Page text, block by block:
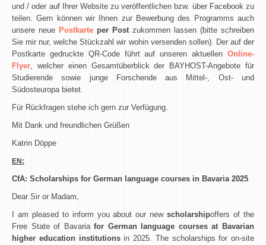
und / oder auf Ihrer Website zu veröffentlichen bzw. über Facebook zu
teilen. Gern können wir Ihnen zur Bewerbung des Programms auch
unsere neue Postkarte per Postzukommen lassen (bitte schreiben
Sie mir nur, welche Stückzahl wir wohin versenden sollen). Der auf der
Postkarte gedruckte QR-Code führt auf unseren aktuellen Online-
Flyer, welcher einen Gesamtüberblick der BAYHOST-Angebote für
Studierende sowie junge Forschende aus Mittel-, Ost- und
Südosteuropa bietet.
Für Rückfragen stehe ich gern zur Verfügung.
Mit Dank und freundlichen Grüßen
Katrin Döppe
EN:
CfA: Scholarships for German language courses in Bavaria 2025
Dear Sir or Madam,
I am pleased to inform you about our newscholarshipoffers of the
Free State of Bavariafor German language courses at Bavarian
higher education institutionsin 2025. The scholarships for on-site